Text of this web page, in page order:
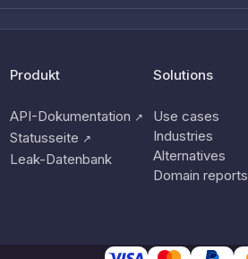
Produkt
API-Dokumentation ↗
Statusseite ↗
Leak-Datenbank
Solutions
Use cases
Industries
Alternatives
Domain reports